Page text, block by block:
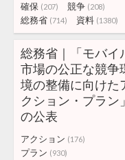
確保 (207) 競争 (208)
総務省 (714) 資料 (1380)
総務省｜「モバイ
市場の公正な競争
境の整備に向けた
クション・プラン」
の公表
アクション (176)
プラン (930)